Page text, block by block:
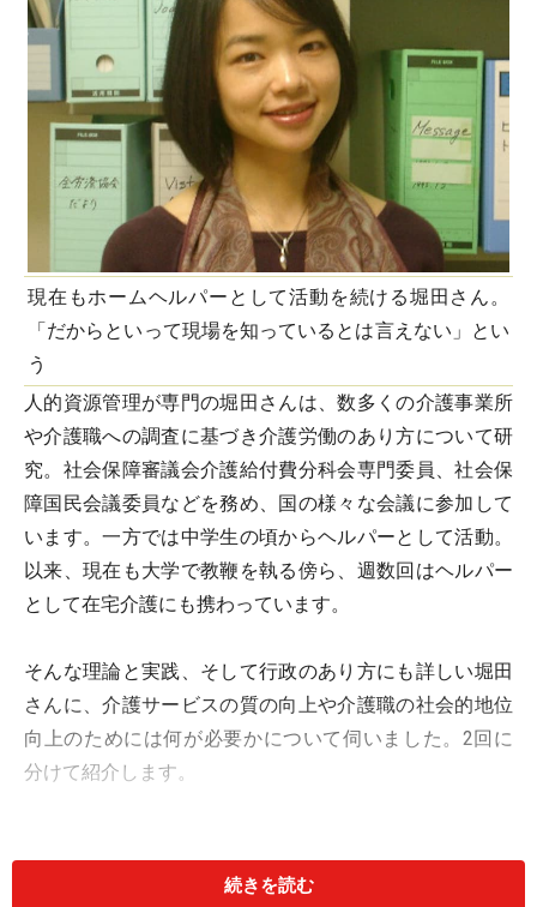
現在もホームヘルパーとして活動を続ける堀田さん。
「だからといって現場を知っているとは言えない」とい
う
人的資源管理が専門の堀田さんは、数多くの介護事業所
や介護職への調査に基づき介護労働のあり方について研
究。社会保障審議会介護給付費分科会専門委員、社会保
障国民会議委員などを務め、国の様々な会議に参加して
います。一方では中学生の頃からヘルパーとして活動。
以来、現在も大学で教鞭を執る傍ら、週数回はヘルパー
として在宅介護にも携わっています。
そんな理論と実践、そして行政のあり方にも詳しい堀田
さんに、介護サービスの質の向上や介護職の社会的地位
向上のためには何が必要かについて伺いました。2回に
分けて紹介します。
評価軸がないことが質のバラツキの背景に
続きを読む